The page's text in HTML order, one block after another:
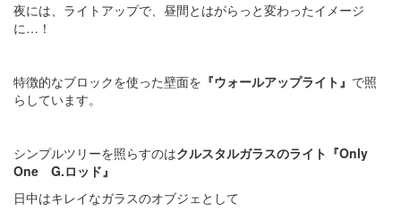
夜には、ライトアップで、昼間とはがらっと変わったイメージ
に…！
特徴的なブロックを使った壁面を 『ウォールアップライト』 で照
らしています。
シンプルツリーを照らすのはクルスタルガラスのライト『Only
One G.ロッド』
日中はキレイなガラスのオブジェとして